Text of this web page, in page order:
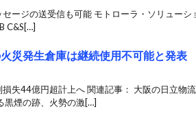
ージの送受信も可能 モトローラ・ソリュー
C&S[…]
災発生倉庫は継続使用不可能と発表
失44億円超計上へ 関連記事： 大阪の日立物
黒煙の跡、火勢の激[…]